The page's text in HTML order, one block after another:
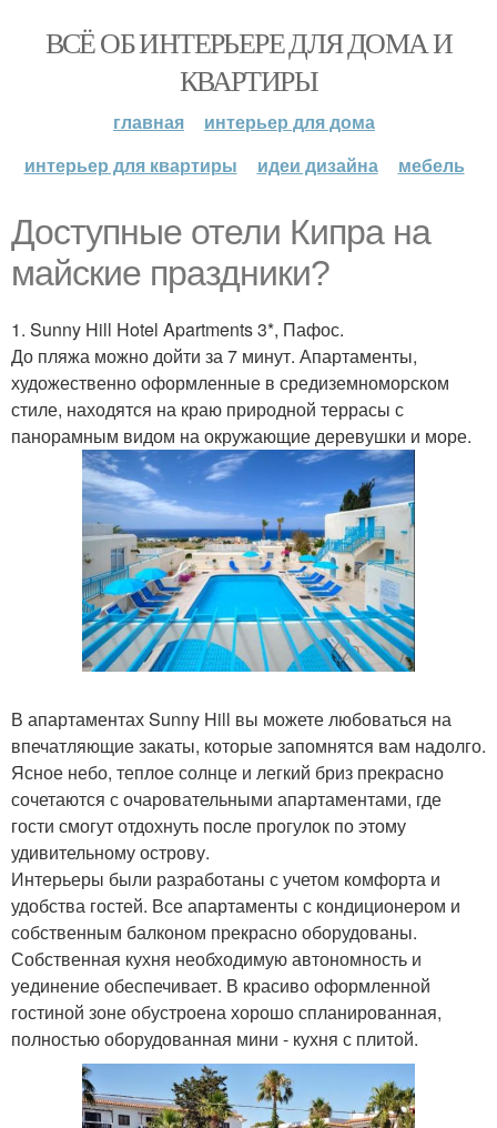
ВСЁ ОБ ИНТЕРЬЕРЕ ДЛЯ ДОМА И
КВАРТИРЫ
главная
интерьер для дома
интерьер для квартиры
идеи дизайна мебель
Доступные отели Кипра на
майские праздники?
1. Sunny Hill Hotel Apartments 3*, Пафос.
До пляжа можно дойти за 7 минут. Апартаменты,
художественно оформленные в средиземноморском
стиле, находятся на краю природной террасы с
панорамным видом на окружающие деревушки и море.
В апартаментах Sunny Hill вы можете любоваться на
впечатляющие закаты, которые запомнятся вам надолго.
Ясное небо, теплое солнце и легкий бриз прекрасно
сочетаются с очаровательными апартаментами, где
гости смогут отдохнуть после прогулок по этому
удивительному острову.
Интерьеры были разработаны с учетом комфорта и
удобства гостей. Все апартаменты с кондиционером и
собственным балконом прекрасно оборудованы.
Собственная кухня необходимую автономность и
уединение обеспечивает. В красиво оформленной
гостиной зоне обустроена хорошо спланированная,
полностью оборудованная мини - кухня с плитой.